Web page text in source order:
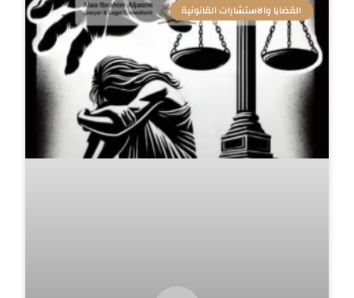
القضايا والاستشارات القانونية